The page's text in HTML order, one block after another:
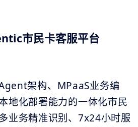
市民卡客服平台
架构、MPaaS业务编
地化部署能力的一体化市民
业务精准识别、7x24小时服